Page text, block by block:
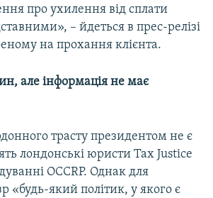
про ухилення від сплати
– йдеться в прес-релізі
на прохання клієнта.
але інформація не має
трасту президентом не є
лондонські юристи Tax Justice
OCCRP. Однак для
«будь-який політик, у якого є